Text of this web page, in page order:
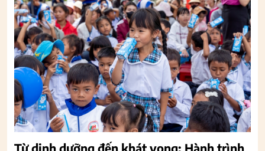
Từ dinh dưỡng đến khát vọng: Hành trình